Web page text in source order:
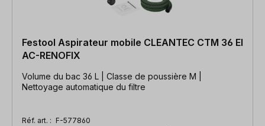
Festool Aspirateur mobile CLEANTEC CTM 36 EI
AC-RENOFIX
Volume du bac 36 L | Classe de poussière M |
Nettoyage automatique du filtre
Réf. art. : F-577860